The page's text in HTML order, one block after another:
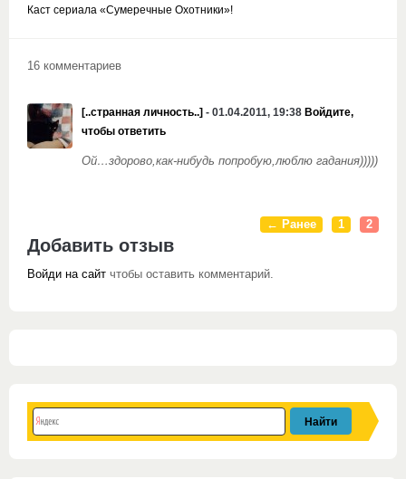
Каст сериала «Сумеречные Охотники»!
16 комментариев
[..странная личность..] - 01.04.2011, 19:38 Войдите,
чтобы ответить
Ой…здорово,как-нибудь попробую,люблю гадания)))))
← Ранее 1 2
Добавить отзыв
Войди на сайт чтобы оставить комментарий.